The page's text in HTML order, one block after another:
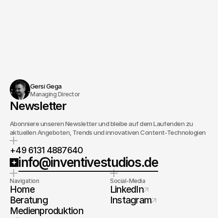
Gersi Gega
Managing Director
Newsletter
Abonniere unseren Newsletter und bleibe auf dem Laufenden zu
aktuellen Angeboten, Trends und innovativen Content-Technologien
+49 6131 4887640
info@inventivestudios.de
Navigation
Home
Beratung
Medienproduktion
Social-Media
LinkedIn
Instagram